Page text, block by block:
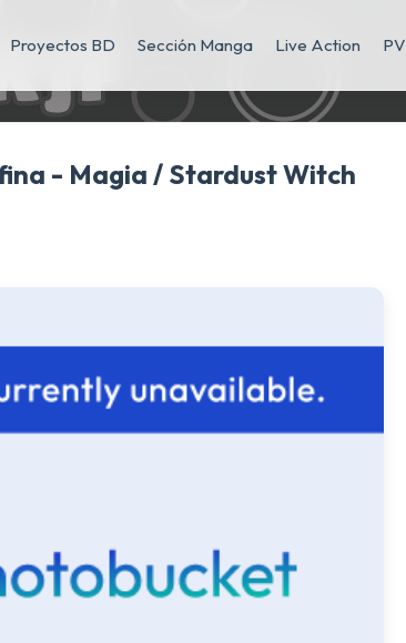
Proyectos BD Sección Manga Live Action PV
- Magia / Stardust Witch